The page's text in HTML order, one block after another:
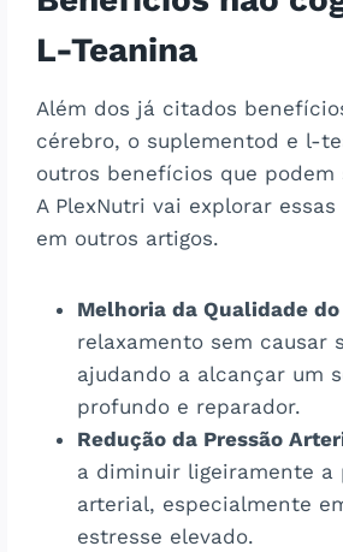
L-Teanina
Além dos já citados
cérebro, o suplementod e l-
outros benefícios que podem
A PlexNutri vai explorar
em outros artigos.
Melhoria da Qualidade do
relaxamento sem causar
ajudando a alcançar um
profundo e reparador.
Redução da Pressão
a diminuir ligeiramente a
arterial, especialmente
estresse elevado.